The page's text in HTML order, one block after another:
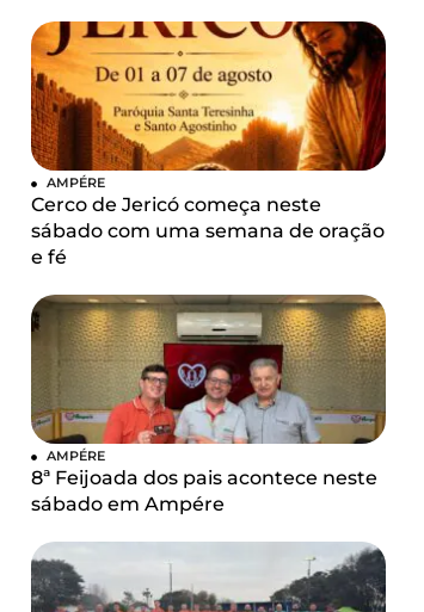
AMPÉRE
Cerco de Jericó começa neste
sábado com uma semana de oração
e fé
AMPÉRE
8ª Feijoada dos pais acontece neste
sábado em Ampére